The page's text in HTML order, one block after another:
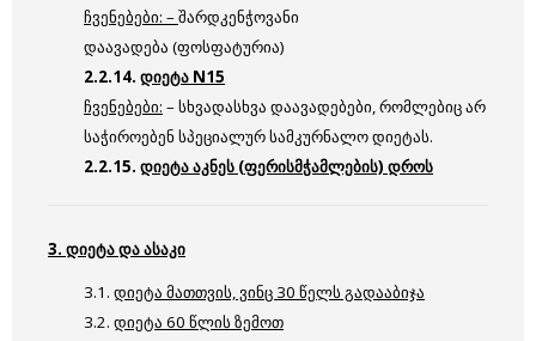
ჩვენებები: –შარდკენჭოვანი
დაავადება (ფოსფატურია)
2.2.14. დიეტა N15
ჩვენებები: – სხვადასხვა დაავადებები, რომლებიც არ
საჭიროებენ სპეციალურ სამკურნალო დიეტას.
2.2.15. დიეტა აკნეს (ფერისმჭამლების) დროს
3. დიეტა და ასაკი
3.1. დიეტა მათთვის, ვინც 30 წელს გადააბიჯა
3.2. დიეტა 60 წლის ზემოთ